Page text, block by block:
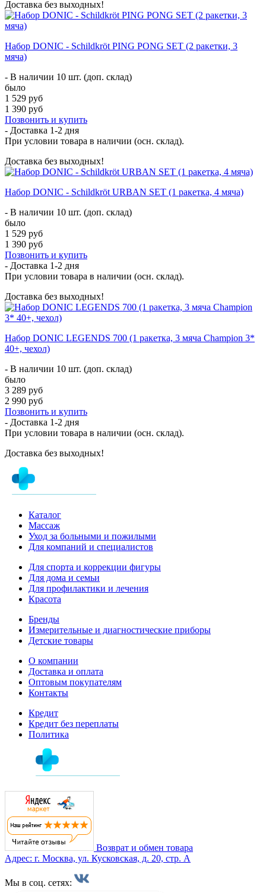
Доставка без выходных!
Набор DONIC - Schildkröt PING PONG SET (2 ракетки, 3
мяча)
- В наличии 10 шт. (доп. склад)
было
1 529 руб
1 390 руб
Позвонить и купить
- Доставка 1-2 дня
При условии товара в наличии (осн. склад).
Доставка без выходных!
Набор DONIC - Schildkröt URBAN SET (1 ракетка, 4 мяча)
- В наличии 10 шт. (доп. склад)
было
1 529 руб
1 390 руб
Позвонить и купить
- Доставка 1-2 дня
При условии товара в наличии (осн. склад).
Доставка без выходных!
Набор DONIC LEGENDS 700 (1 ракетка, 3 мяча Champion 3*
40+, чехол)
- В наличии 10 шт. (доп. склад)
было
3 289 руб
2 990 руб
Позвонить и купить
- Доставка 1-2 дня
При условии товара в наличии (осн. склад).
Доставка без выходных!
Каталог
Массаж
Уход за больными и пожилыми
Для компаний и специалистов
Для спорта и коррекции фигуры
Для дома и семьи
Для профилактики и лечения
Красота
Бренды
Измерительные и диагностические приборы
Детские товары
О компании
Доставка и оплата
Оптовым покупателям
Контакты
Кредит
Кредит без переплаты
Политика
Возврат и обмен товара
Адрес: г. Москва, ул. Кусковская, д. 20, стр. А
Мы в соц. сетях: